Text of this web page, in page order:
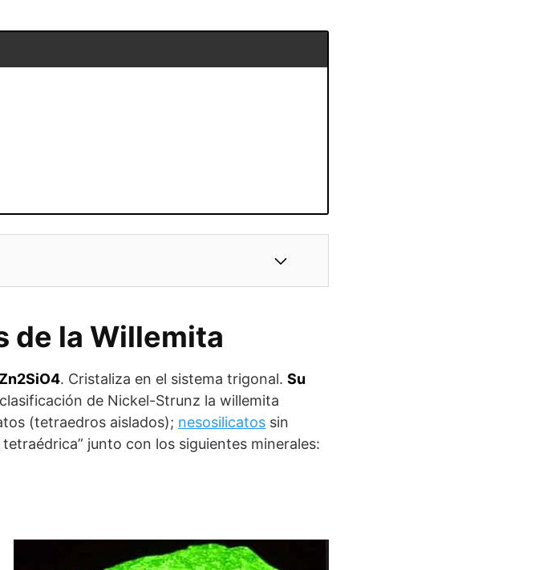
de la Willemita
. Cristaliza en el sistema trigonal. Su
de Nickel-Strunz la willemita
(tetraedros aislados); nesosilicatos sin
junto con los siguientes minerales: